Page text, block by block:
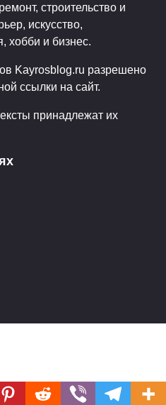
строительство и
искусство,
хобби и бизнес.
Kayrosblog.ru разрешено
ссылки на сайт.
принадлежат их